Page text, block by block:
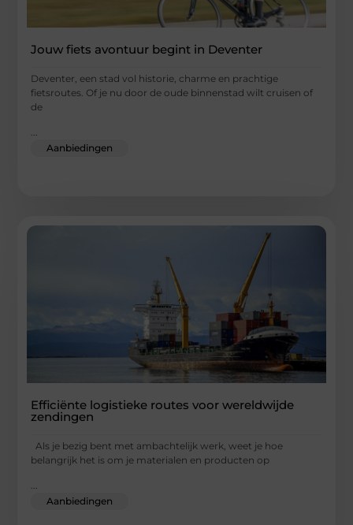
Jouw fiets avontuur begint in Deventer
Deventer, een stad vol historie, charme en prachtige
fietsroutes. Of je nu door de oude binnenstad wilt cruisen of
de
...
Aanbiedingen
Efficiënte logistieke routes voor wereldwijde
zendingen
Als je bezig bent met ambachtelijk werk, weet je hoe
belangrijk het is om je materialen en producten op
...
Aanbiedingen